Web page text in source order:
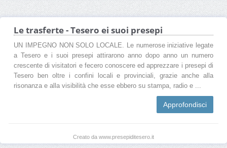
Le trasferte - Tesero ei suoi presepi
UN IMPEGNO NON SOLO LOCALE. Le numerose iniziative legate
a Tesero e i suoi presepi attirarono anno dopo anno un numero
crescente di visitatori e fecero conoscere ed apprezzare i presepi di
Tesero ben oltre i confini locali e provinciali, grazie anche alla
risonanza e alla visibilità che esse ebbero su stampa, radio e ...
Approfondisci
Creato da www.presepiditesero.it